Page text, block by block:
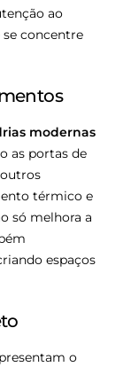
ao
concentre
modernas
as portas de
térmico e
só melhora a
espaços
o